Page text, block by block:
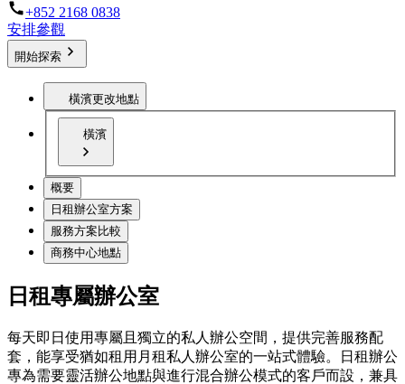
+852 2168 0838
安排參觀
開始探索
橫濱更改地點
橫濱
概要
日租辦公室方案
服務方案比較
商務中心地點
日租專屬辦公室
每天即日使用專屬且獨立的私人辦公空間，提供完善服務配
套，能享受猶如租用月租私人辦公室的一站式體驗。日租辦公
專為需要靈活辦公地點與進行混合辦公模式的客戶而設，兼具